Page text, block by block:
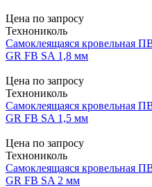
Цена по запросу
Технониколь
Самоклеящаяся кровельная
GR FB SA 1,8 мм
Цена по запросу
Технониколь
Самоклеящаяся кровельная
GR FB SA 1,5 мм
Цена по запросу
Технониколь
Самоклеящаяся кровельная
GR FB SA 2 мм